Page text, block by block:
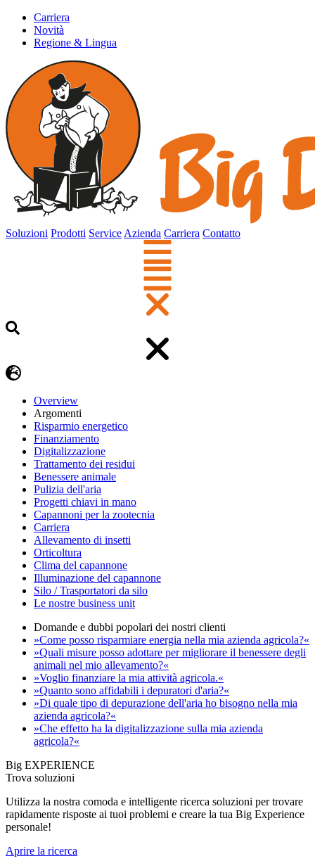
Carriera
Novità
Regione & Lingua
Soluzioni Prodotti Service Azienda Carriera Contatto
Overview
Argomenti
Risparmio energetico
Finanziamento
Digitalizzazione
Trattamento dei residui
Benessere animale
Pulizia dell'aria
Progetti chiavi in mano
Capannoni per la zootecnia
Carriera
Allevamento di insetti
Orticoltura
Clima del capannone
Illuminazione del capannone
Silo / Trasportatori da silo
Le nostre business unit
Domande e dubbi popolari dei nostri clienti
»Come posso risparmiare energia nella mia azienda agricola?«
»Quali misure posso adottare per migliorare il benessere degli
animali nel mio allevamento?«
»Voglio finanziare la mia attività agricola.«
»Quanto sono affidabili i depuratori d'aria?«
»Di quale tipo di depurazione dell'aria ho bisogno nella mia
azienda agricola?«
»Che effetto ha la digitalizzazione sulla mia azienda
agricola?«
Big EXPERIENCE
Trova soluzioni
Utilizza la nostra comoda e intelligente ricerca soluzioni per trovare
rapidamente risposte ai tuoi problemi e creare la tua Big Experience
personale!
Aprire la ricerca